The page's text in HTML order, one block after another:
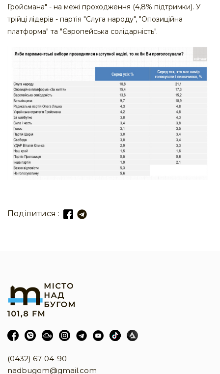
Гройсмана" - на межі проходження (4,8% підтримки). У
трійці лідерів - партія "Слуга народу", "Опозиційна
платформа" та "Європейська солідарність".
Поділитися :
(0432) 67-04-90
nadbugom@gmail.com